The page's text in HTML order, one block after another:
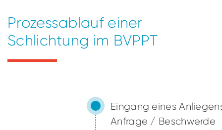
Prozessablauf einer
Schlichtung im BVPPT
Eingang eines
Anfrage / Beschwerde